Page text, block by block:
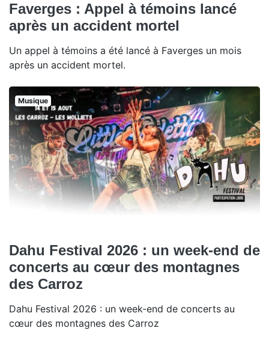
Faverges : Appel à témoins lancé
après un accident mortel
Un appel à témoins a été lancé à Faverges un mois
après un accident mortel.
Musique
Dahu Festival 2026 : un week-end de
concerts au cœur des montagnes
des Carroz
Dahu Festival 2026 : un week-end de concerts au
cœur des montagnes des Carroz